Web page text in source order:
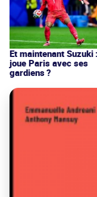
Et maintenant Suzuki
joue Paris avec ses
gardiens ?